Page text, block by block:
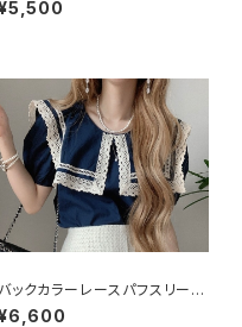
バックカラーレースパフスリーブ
ャツ